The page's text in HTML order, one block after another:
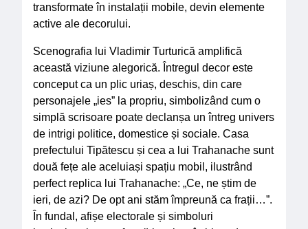
transformate în instalații mobile, devin elemente
active ale decorului.
Scenografia lui Vladimir Turturică amplifică
această viziune alegorică. Întregul decor este
conceput ca un plic uriaș, deschis, din care
personajele „ies” la propriu, simbolizând cum o
simplă scrisoare poate declanșa un întreg univers
de intrigi politice, domestice și sociale. Casa
prefectului Tipătescu și cea a lui Trahanache sunt
două fețe ale aceluiași spațiu mobil, ilustrând
perfect replica lui Trahanache: „Ce, ne știm de
ieri, de azi? De opt ani stăm împreună ca frații…”.
În fundal, afișe electorale și simboluri